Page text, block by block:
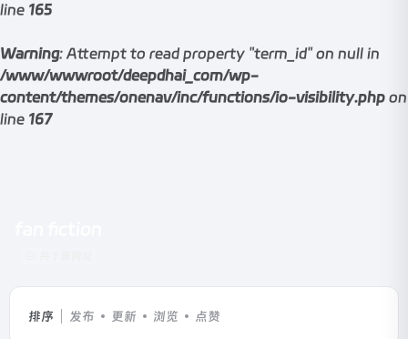
line 165
Warning: Attempt to read property "term_id" on null in
/www/wwwroot/deepdhai_com/wp-
content/themes/onenav/inc/functions/io-visibility.php on
line 167
排序 发布 更新 浏览 点赞